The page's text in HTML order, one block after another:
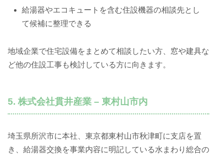
給湯器やエコキュートを含む住設機器の相談先とし
て候補に整理できる
地域企業で住宅設備をまとめて相談したい方、窓や建具な
ど他の住設工事も検討している方に向きます。
5. 株式会社貫井産業 – 東村山市内
埼玉県所沢市に本社、東京都東村山市秋津町に支店を置
き、給湯器交換を事業内容に明記している水まわり総合の